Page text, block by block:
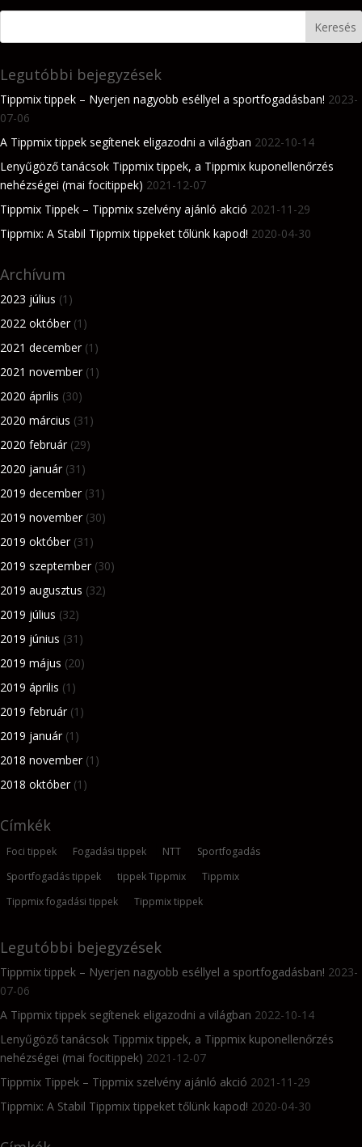
Legutóbbi bejegyzések
Tippmix tippek – Nyerjen nagyobb eséllyel a sportfogadásban! 2023-
07-06
A Tippmix tippek segítenek eligazodni a világban 2022-10-14
Lenyűgöző tanácsok Tippmix tippek, a Tippmix kuponellenőrzés
nehézségei (mai focitippek) 2021-12-07
Tippmix Tippek – Tippmix szelvény ajánló akció 2021-11-29
Tippmix: A Stabil Tippmix tippeket tőlünk kapod! 2020-04-30
Archívum
2023 július (1)
2022 október(1)
2021 december(1)
2021 november(1)
2020 április (30)
2020 március (31)
2020 február(29)
2020 január(31)
2019 december(31)
2019 november(30)
2019 október(31)
2019 szeptember(30)
2019 augusztus (32)
2019 július (32)
2019 június (31)
2019 május (20)
2019 április (1)
2019 február(1)
2019 január(1)
2018 november(1)
2018 október(1)
Címkék
Foci tippek Fogadási tippek NTT
Sportfogadás
Sportfogadás tippek
tippek Tippmix
Tippmix
Tippmix fogadási tippek
Tippmix tippek
Legutóbbi bejegyzések
Tippmix tippek – Nyerjen nagyobb eséllyel a sportfogadásban! 2023-
07-06
A Tippmix tippek segítenek eligazodni a világban 2022-10-14
Lenyűgöző tanácsok Tippmix tippek, a Tippmix kuponellenőrzés
nehézségei (mai focitippek) 2021-12-07
Tippmix Tippek – Tippmix szelvény ajánló akció 2021-11-29
Tippmix: A Stabil Tippmix tippeket tőlünk kapod! 2020-04-30